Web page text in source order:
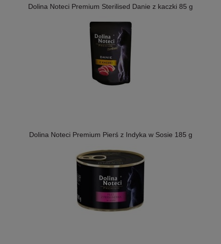
Dolina Noteci Premium Sterilised Danie z kaczki 85 g
Dolina Noteci Premium Pierś z Indyka w Sosie 185 g